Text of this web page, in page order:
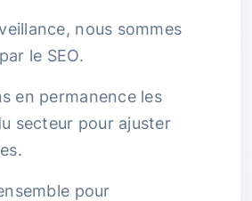
nous sommes
le SEO.
en permanence les
secteur pour ajuster
pour